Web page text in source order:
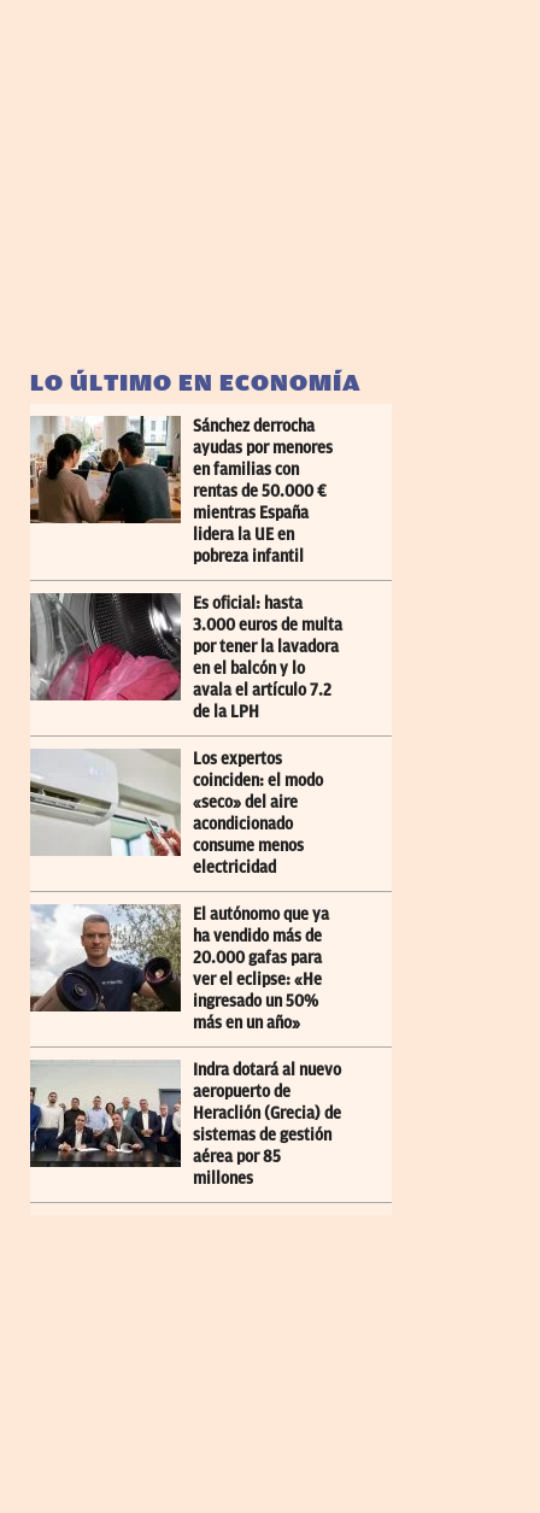
LO ÚLTIMO EN ECONOMÍA
Sánchez derrocha
ayudas por menores
en familias con
rentas de 50.000 €
mientras España
lidera la UE en
pobreza infantil
Es oficial: hasta
3.000 euros de multa
por tener la lavadora
en el balcón y lo
avala el artículo 7.2
de la LPH
Los expertos
coinciden: el modo
«seco» del aire
acondicionado
consume menos
electricidad
El autónomo que ya
ha vendido más de
20.000 gafas para
ver el eclipse: «He
ingresado un 50%
más en un año»
Indra dotará al nuevo
aeropuerto de
Heraclión (Grecia) de
sistemas de gestión
aérea por 85
millones